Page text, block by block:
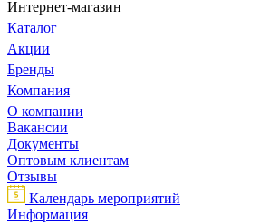
Интернет-магазин
Каталог
Акции
Бренды
Компания
О компании
Вакансии
Документы
Оптовым клиентам
Отзывы
Календарь мероприятий
Информация